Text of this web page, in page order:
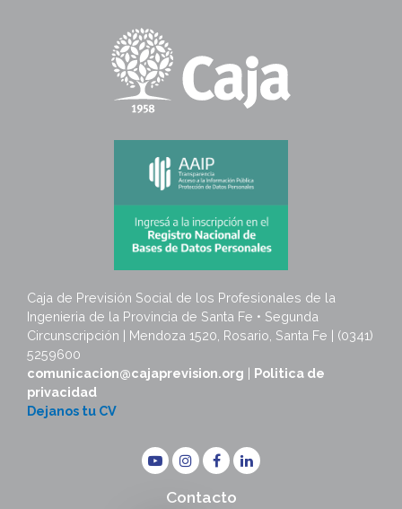
Caja de Previsión Social de los Profesionales de la
Ingenieria de la Provincia de Santa Fe • Segunda
Circunscripción | Mendoza 1520, Rosario, Santa Fe | (0341)
5259600
comunicacion@cajaprevision.org | Politica de
privacidad
Dejanos tu CV
Contacto